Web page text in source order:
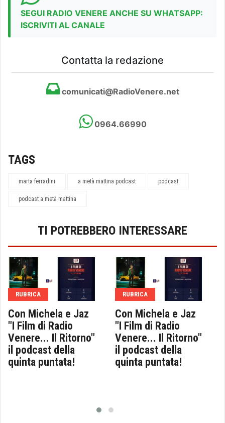
SEGUI RADIO VENERE ANCHE SU WHATSAPP:
ISCRIVITI AL CANALE
Contatta la redazione
comunicati@RadioVenere.net
0964.66990
TAGS
marta ferradini a metà mattina podcast podcast
podcast a metà mattina
TI POTREBBERO INTERESSARE
RUBRICA
Con Michela e Jaz
"I Film di Radio
Venere... Il Ritorno"
il podcast della
quinta puntata!
RUBRICA
Con Michela e Jaz
"I Film di Radio
Venere... Il Ritorno"
il podcast della
quinta puntata!